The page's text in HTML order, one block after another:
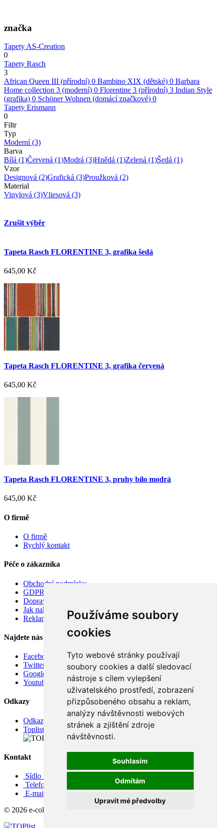
Používáme soubory
cookies
Tyto webové stránky používají
soubory cookies a další sledovací
nástroje s cílem vylepšení
uživatelského prostředí, zobrazení
přizpůsobeného obsahu a reklam,
analýzy návštěvnosti webových
stránek a zjištění zdroje
návštěvnosti.
Souhlasím
Odmítám
Upravit mé předvolby
značka
Tapety AS-Creation
0
Tapety Rasch
3
African Queen III (přírodní) 0 Bambino XIX (dětské) 0 Barbara
Home collection 3 (moderní) 0 Florentine 3 (přírodní) 3 Indian Style
(grafika) 0 Schöner Wohnen (domácí značkové) 0
Tapety Erismann
0
Filtr
Typ
Moderní(3)
Barva
Bílá (1)Červená (1)Modrá (3)Hnědá (1)Zelená (1)Šedá (1)
Vzor
Designová (2)Grafická (3)Proužková (2)
Material
Vinylová (3)Vliesová (3)
Zrušit výběr
Tapeta Rasch FLORENTINE 3, grafika šedá
645,00 Kč
Tapeta Rasch FLORENTINE 3, grafika červená
645,00 Kč
Tapeta Rasch FLORENTINE 3, pruhy bílo modrá
645,00 Kč
O firmě
O firmě
Rychlý kontakt
Péče o zákazníka
Obchodní podmínky
GDPR
Doprava
Jak nakupovat
Reklamace
Najdete nás
Facebook
Twitter
Google
Youtube
Odkazy
Odkazy
Toplist
Kontakt
Sídlo firmy: Boženy Němcové 739/1, Svitavy 568 02, CZ
Telefon: +420 608 449 590
E-mail: info@e-color.cz
© 2026 e-color.cz